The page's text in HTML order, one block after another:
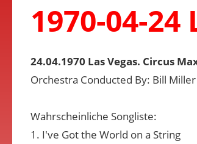
1970-04-24
24.04.1970 Las Vegas. Circus
Orchestra Conducted By: Bill Miller
Wahrscheinliche Songliste:
1. I've Got the World on a String